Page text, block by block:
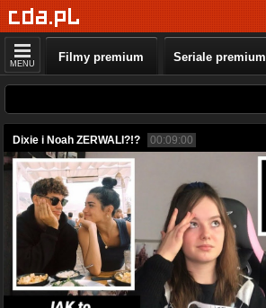
MENU Filmy premium Seriale premium
Dixie i Noah ZERWALI?!? 00:09:00